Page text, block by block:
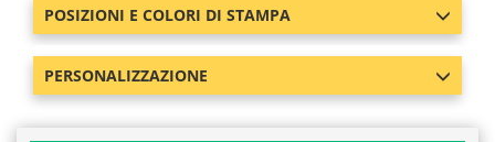
POSIZIONI E COLORI DI STAMPA
PERSONALIZZAZIONE